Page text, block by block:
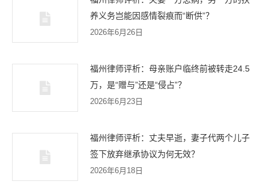
养义务岂能因感情裂痕而“断供”？
2026年6月26日
福州律师评析：母亲账户临终前被转走24.5
万，是“赠与”还是“侵占”？
2026年6月23日
福州律师评析：丈夫早逝，妻子代两个儿子
签下放弃继承协议为何无效？
2026年6月18日